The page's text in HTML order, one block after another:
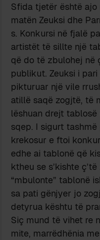
Sfida tjetër është ajo
matën Zeuksi dhe
s. Konkursi në fjalë
artistët të sillte një
që do të zbulohej në
publikut. Zeuksi i
pikturuar një vile
atillë saqë zogjtë, të
lëshuan drejt tablosë
sqep. I sigurt tashmë
krekosur e ftoi
edhe ai tablonë që
ktheu se s’kishte
“mbulonte” tablonë
sa pati gënjyer jo
detyrua kështu të
Siç mund të vihet re
mite, marrëdhënia